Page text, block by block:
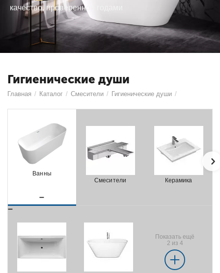
качество, проверенное годами
Гигиенические души
Главная / Каталог / Смесители / Гигиенические души /
Ванны
Смесители
Керамика
Показать ещё
2 из 4